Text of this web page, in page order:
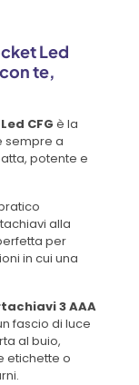
Led
te,
CFG è la
sempre a
potente e
alla
per
in cui una
3 AAA
fascio di luce
al buio,
etichette o